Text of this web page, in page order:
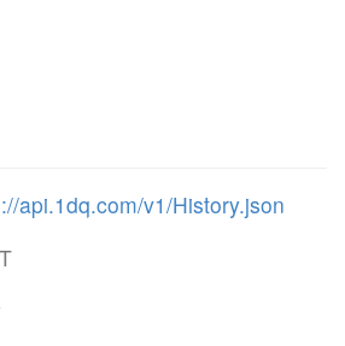
api.1dq.com/v1/History.json